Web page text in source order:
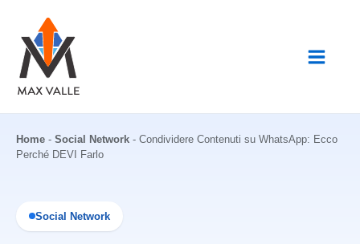
contenuto
Home - Social Network - Condividere Contenuti su WhatsApp: Ecco
Perché DEVI Farlo
Social Network